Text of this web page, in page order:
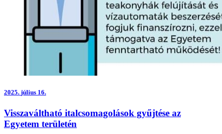
2025. július 16.
Visszaváltható italcsomagolások gyűjtése az
Egyetem területén